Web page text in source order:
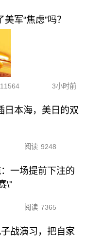
军“焦虑”吗？
11564 3小时前
日本海，美日的双
阅读 9248
一场提前下注的
\"
阅读 7365
战演习，把自家